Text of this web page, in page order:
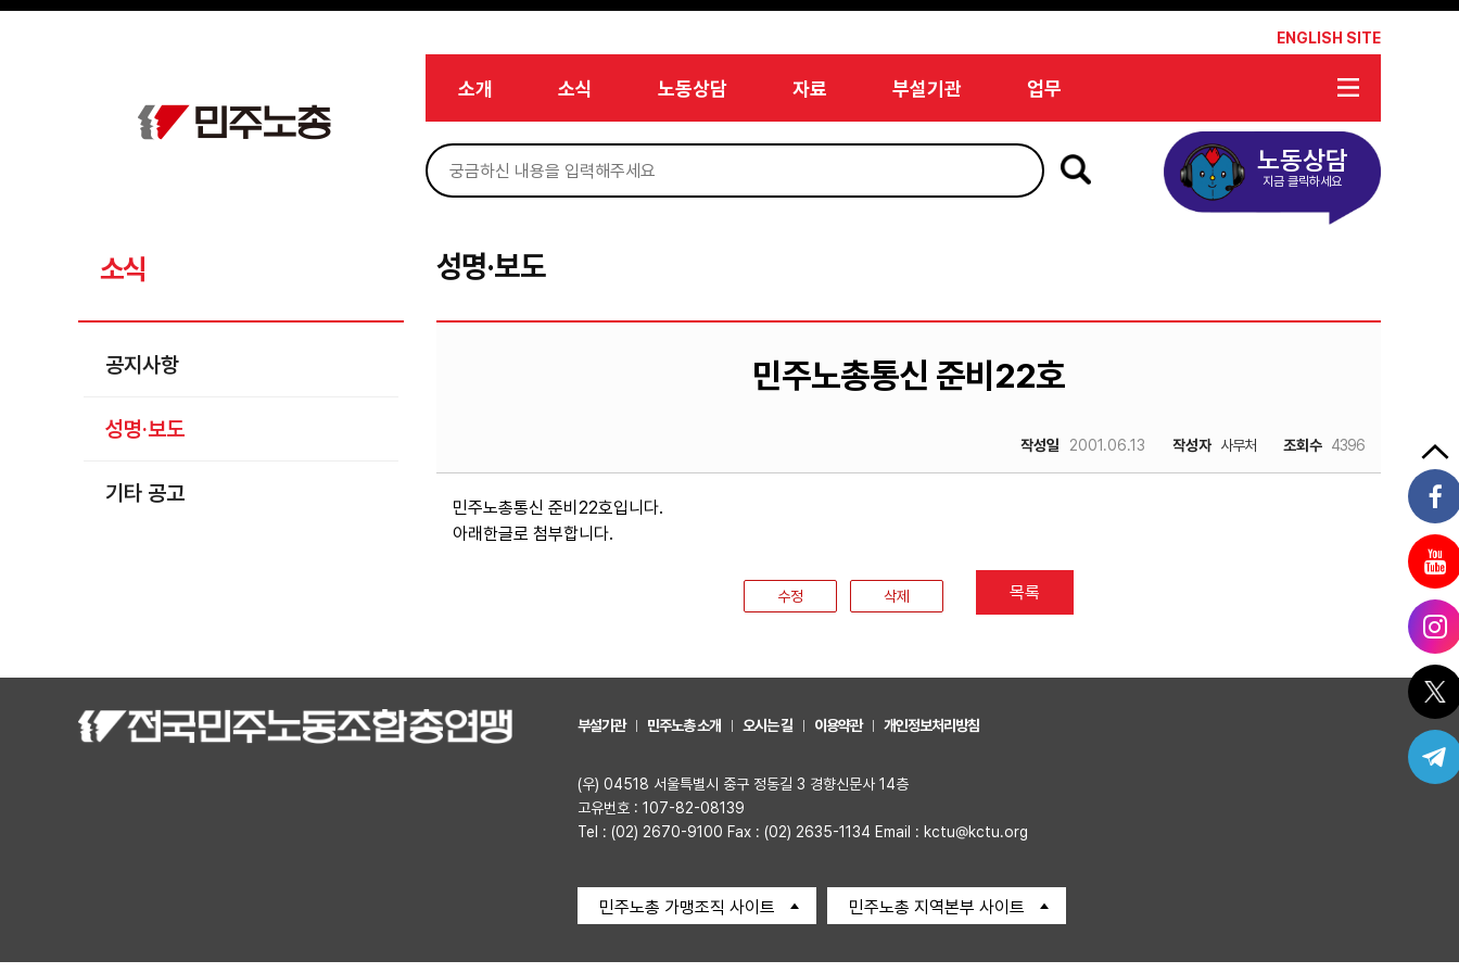
메뉴 건너뛰기
ENGLISH SITE
소개 소식 노동상담 자료 부설기관 업무
노동상담
지금 클릭하세요
소식
공지사항
성명·보도
기타 공고
성명·보도
민주노총통신 준비22호
작성일 2001.06.13 작성자 사무처 조회수 4396
민주노총통신 준비22호입니다.
아래한글로 첨부합니다.
수정 삭제 목록
부설기관 민주노총 소개 오시는 길 이용약관 개인정보처리방침
(우) 04518 서울특별시 중구 정동길 3 경향신문사 14층
고유번호 : 107-82-08139
Tel : (02) 2670-9100 Fax : (02) 2635-1134 Email : kctu@kctu.org
민주노총 가맹조직 사이트 민주노총 지역본부 사이트
Sketchbook5, 스케치북5
Sketchbook5, 스케치북5